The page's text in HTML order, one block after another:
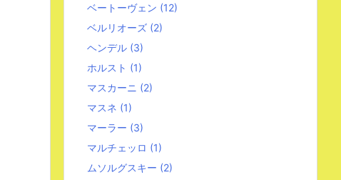
ベートーヴェン (12)
ベルリオーズ (2)
ヘンデル (3)
ホルスト (1)
マスカーニ (2)
マスネ (1)
マーラー (3)
マルチェッロ (1)
ムソルグスキー (2)